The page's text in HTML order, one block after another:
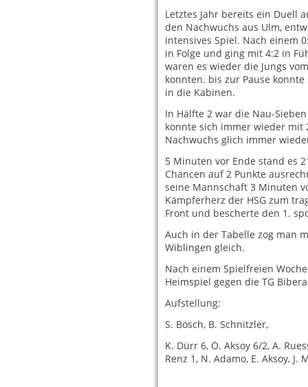
Letztes Jahr bereits ein Duell
den Nachwuchs aus Ulm,
intensives Spiel. Nach einem
in Folge und ging mit 4:2 in
waren es wieder die Jungs
konnten. bis zur Pause
in die Kabinen.
In Hälfte 2 war die Nau-
konnte sich immer wieder mit
Nachwuchs glich immer
5 Minuten vor Ende stand es
Chancen auf 2 Punkte
seine Mannschaft 3 Minuten
Kämpferherz der HSG zum
Front und bescherte den 1.
Auch in der Tabelle zog man
Wiblingen gleich.
Nach einem Spielfreien
Heimspiel gegen die TG
Aufstellung:
S. Bosch, B. Schnitzler,
K. Dürr 6, Ö. Aksoy 6/2, A.
Renz 1, N. Adamo, E. Aksoy, J.